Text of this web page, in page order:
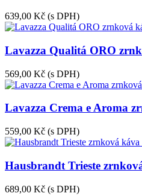
639,00 Kč (s DPH)
Lavazza Qualitá ORO
569,00 Kč (s DPH)
Lavazza Crema e Aroma
559,00 Kč (s DPH)
Hausbrandt Trieste
689,00 Kč (s DPH)